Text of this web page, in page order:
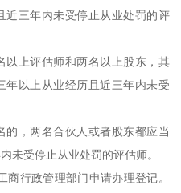
近三年内未受停止从业处罚的评
以上评估师和两名以上股东，其
年以上从业经历且近三年内未受
的，两名合伙人或者股东都应当
未受停止从业处罚的评估师。
行政管理部门申请办理登记。